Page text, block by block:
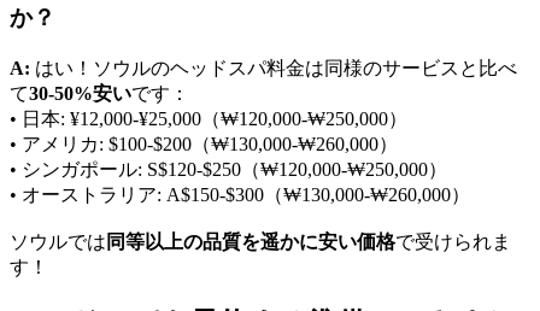
か？
A: はい！ソウルのヘッドスパ料金は同様のサービスと比べ
て30-50%安いです：
• 日本: ¥12,000-¥25,000（₩120,000-₩250,000）
• アメリカ: $100-$200（₩130,000-₩260,000）
• シンガポール: S$120-$250（₩120,000-₩250,000）
• オーストラリア: A$150-$300（₩130,000-₩260,000）
ソウルでは 同等以上の品質を遥かに安い価格で受けられま
す！